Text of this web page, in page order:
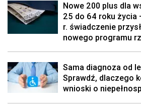
Nowe 200 plus dla
25 do 64 roku życia
r. świadczenie
nowego programu
Sama diagnoza od
Sprawdź, dlaczego
wnioski o